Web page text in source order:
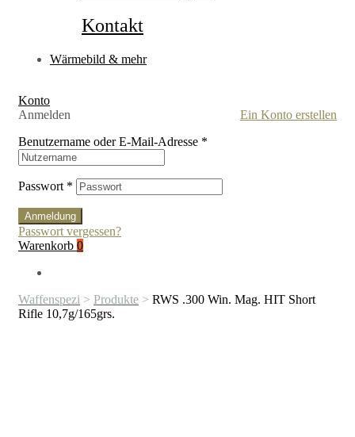
Kontakt
Wärmebild & mehr
Konto
Anmelden
Ein Konto erstellen
Benutzername oder E-Mail-Adresse *
Passwort *
Anmeldung
Passwort vergessen?
Warenkorb 0
Waffenspezi > Produkte > RWS .300 Win. Mag. HIT Short
Rifle 10,7g/165grs.